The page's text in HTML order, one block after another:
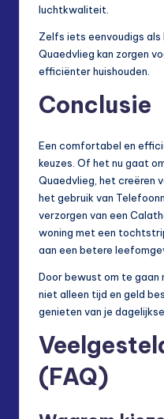
luchtkwaliteit.
Zelfs iets eenvoudigs als
Quaedvlieg kan zorgen
efficiënter huishouden.
Conclusie
Een comfortabel en
keuzes. Of het nu gaat
Quaedvlieg, het creëren
het gebruik van
verzorgen van een
woning met een
aan een betere
Door bewust om te gaan
niet alleen tijd en geld
genieten van je
(FAQ)